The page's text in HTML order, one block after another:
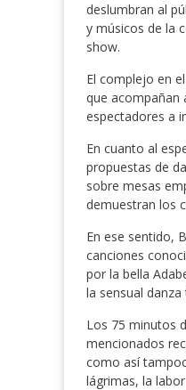
deslumbran al
y músicos de la
show.
El complejo en
que acompañan
espectadores a
En cuanto al
propuestas de
sobre mesas
demuestran los
En ese sentido,
canciones
por la bella
la sensual
Los 75 minutos
mencionados
como así
lágrimas, la